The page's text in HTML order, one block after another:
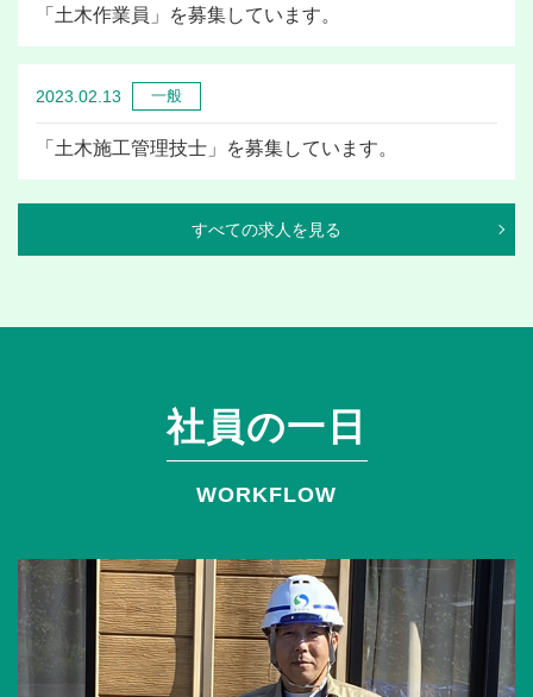
「土木作業員」を募集しています。
2023.02.13 一般
「土木施工管理技士」を募集しています。
すべての求人を見る
社員の一日
WORKFLOW